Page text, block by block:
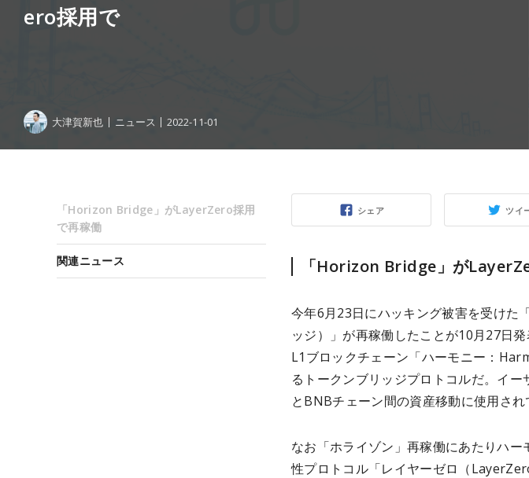
ero採用で
大津賀新也 ニュース 2022-11-01
シェア ツイ
「Horizon Bridge」が
今年6月23日にハッキング被害を受け
ッジ）」が再稼働したことが10月27日
L1ブロックチェーン「ハーモニー：
るトークンブリッジプロトコルだ。イ
とBNBチェーン間の資産移動に使用され
なお「ホライゾン」再稼働にあたりハ
性プロトコル「レイヤーゼロ（
「Horizon Bridge」がLayerZero採用
で再稼働
関連ニュース